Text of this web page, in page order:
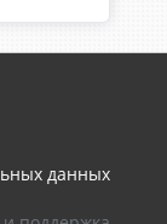
данных